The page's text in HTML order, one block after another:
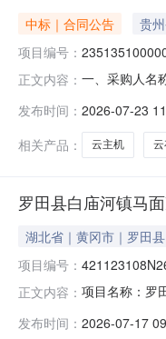
中标｜合同公告 贵
项目编号：
正文内容： 一、采购人名
台/云盘/咨询
发布时间： 2026-07-23
相关产品：
云主机
罗田县白庙河镇马
湖北省｜黄冈市｜罗田县
项目编号：
正文内容： 项目名称：罗
耕地、填平整
发布时间： 2026-07-17